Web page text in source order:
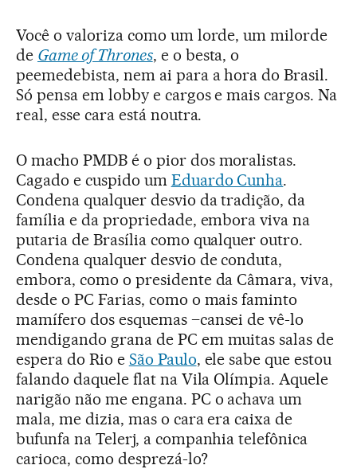
Você o valoriza como um lorde, um milorde
de Game of Thrones, e o besta, o
peemedebista, nem ai para a hora do Brasil.
Só pensa em lobby e cargos e mais cargos. Na
real, esse cara está noutra.
O macho PMDB é o pior dos moralistas.
Cagado e cuspido um Eduardo Cunha.
Condena qualquer desvio da tradição, da
família e da propriedade, embora viva na
putaria de Brasília como qualquer outro.
Condena qualquer desvio de conduta,
embora, como o presidente da Câmara, viva,
desde o PC Farias, como o mais faminto
mamífero dos esquemas –cansei de vê-lo
mendigando grana de PC em muitas salas de
espera do Rio e São Paulo, ele sabe que estou
falando daquele flat na Vila Olímpia. Aquele
narigão não me engana. PC o achava um
mala, me dizia, mas o cara era caixa de
bufunfa na Telerj, a companhia telefônica
carioca, como desprezá-lo?